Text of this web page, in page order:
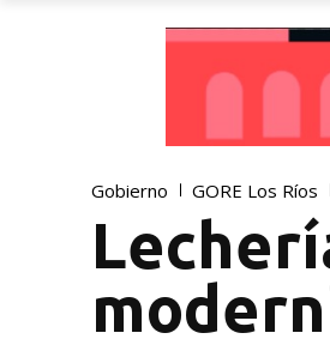
Gobierno GORE Los Ríos